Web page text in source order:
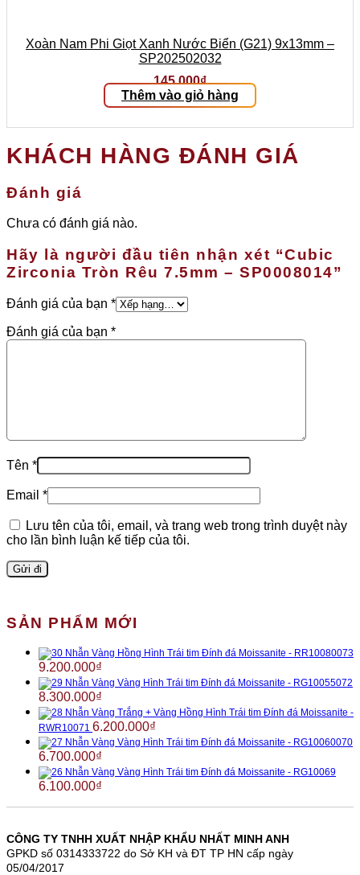
Xoàn Nam Phi Giọt Xanh Nước Biển (G21) 9x13mm –
SP202502032
145.000₫
Thêm vào giỏ hàng
KHÁCH HÀNG ĐÁNH GIÁ
Đánh giá
Chưa có đánh giá nào.
Hãy là người đầu tiên nhận xét “Cubic
Zirconia Tròn Rêu 7.5mm – SP0008014”
Đánh giá của bạn *
Đánh giá của bạn *
Tên *
Email *
Lưu tên của tôi, email, và trang web trong trình duyệt này
cho lần bình luận kế tiếp của tôi.
SẢN PHẨM MỚI
Nhẫn Vàng Hồng Hình Trái tim Đính đá Moissanite - RR10080073
9.200.000₫
Nhẫn Vàng Vàng Hình Trái tim Đính đá Moissanite - RG10055072
8.300.000₫
Nhẫn Vàng Trắng + Vàng Hồng Hình Trái tim Đính đá Moissanite -
RWR10071 6.200.000₫
Nhẫn Vàng Vàng Hình Trái tim Đính đá Moissanite - RG10060070
6.700.000₫
Nhẫn Vàng Vàng Hình Trái tim Đính đá Moissanite - RG10069
6.100.000₫
CÔNG TY TNHH XUẤT NHẬP KHẨU NHẤT MINH ANH
GPKD số 0314333722 do Sở KH và ĐT TP HN cấp ngày
05/04/2017